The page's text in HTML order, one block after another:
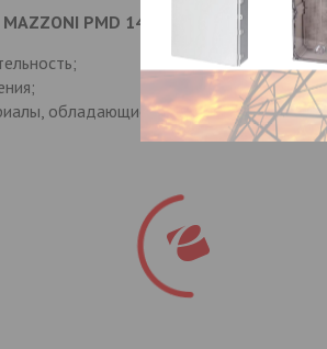
PMD 14200R CW 14 л/мин.,
обладающие долгим сроком